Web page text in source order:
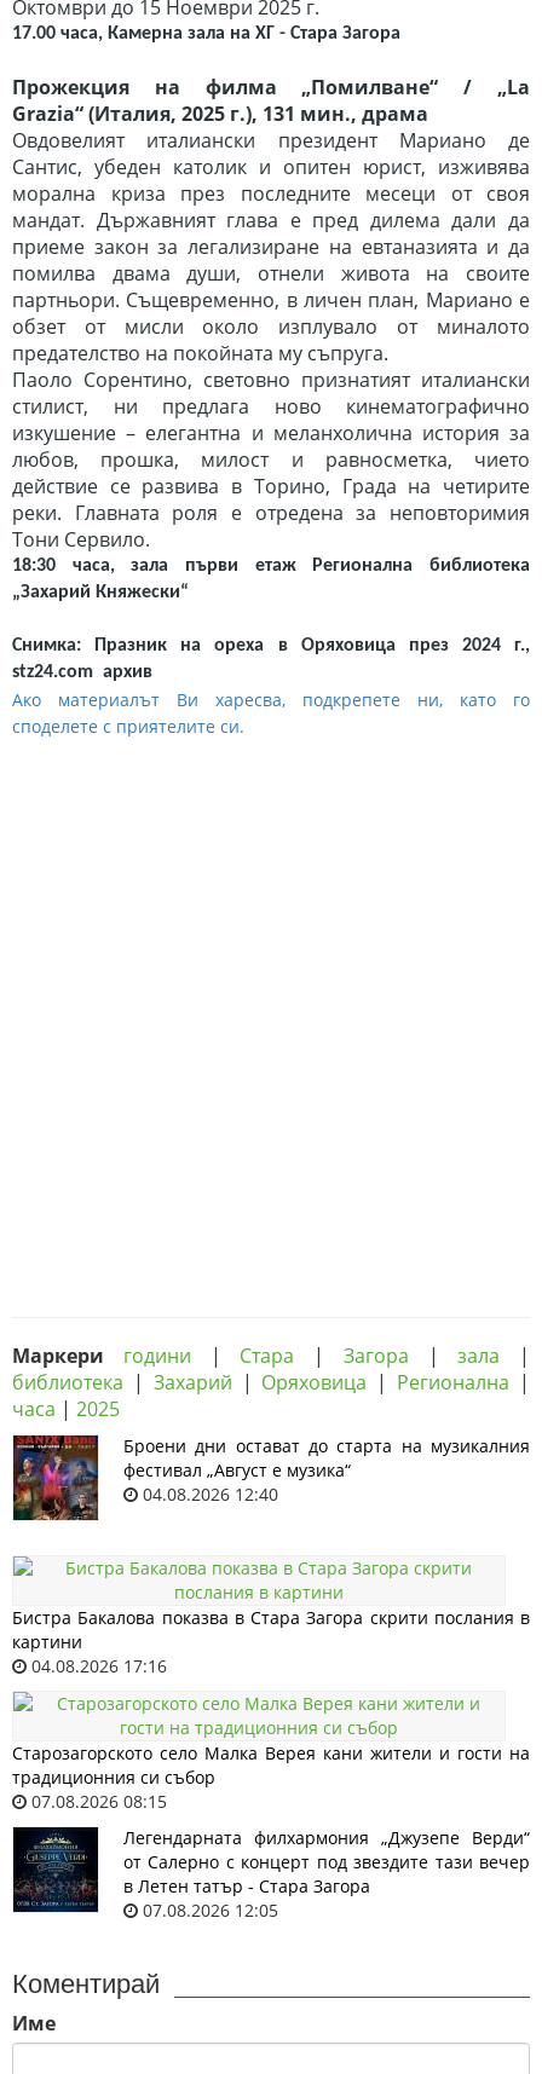
Октомври до 15 Ноември 2025 г.
17.00 часа, Камерна зала на ХГ - Стара Загора
Прожекция на филма „Помилване“ / „La
Grazia“(Италия, 2025 г.), 131 мин., драма
Овдовeлият италиански президент Мариано де
Сантис, убеден католик и опитен юрист, изживява
морална криза през последните месеци от своя
мандат. Държавният глава е пред дилема дали да
приеме закон за легализиране на евтаназията и да
помилва двама души, отнели живота на своите
партньори. Същевременно, в личен план, Мариано е
обзет от мисли около изплувало от миналото
предателство на покойната му съпруга.
Паоло Сорентино, световно признатият италиански
стилист, ни предлага ново кинематографично
изкушение – елегантна и меланхолична история за
любов, прошка, милост и равносметка, чието
действие се развива в Торино, Града на четирите
реки. Главната роля е отредена за неповторимия
Тони Сервило.
18:30 часа,зала първи етаж Регионална библиотека
„Захарий Княжески“
Снимка: Празник на ореха в Оряховица през 2024 г.,
stz24.com архив
Ако материалът Ви харесва, подкрепете ни, като го
споделете с приятелите си.
Маркери години | Стара | Загора |зала |
библиотека | Захарий | Оряховица | Регионална |
часа | 2025
Броени дни остават до старта на музикалния
фестивал „Август е музика“
04.08.2026 12:40
Бистра Бакалова показва в Стара Загора скрити послания в
картини
04.08.2026 17:16
Старозагорското село Малка Верея кани жители и гости на
традиционния си събор
07.08.2026 08:15
Легендарната филхармония „Джузепе Верди“
от Салерно с концерт под звездите тази вечер
в Летен татър - Стара Загора
07.08.2026 12:05
Коментирай
Име